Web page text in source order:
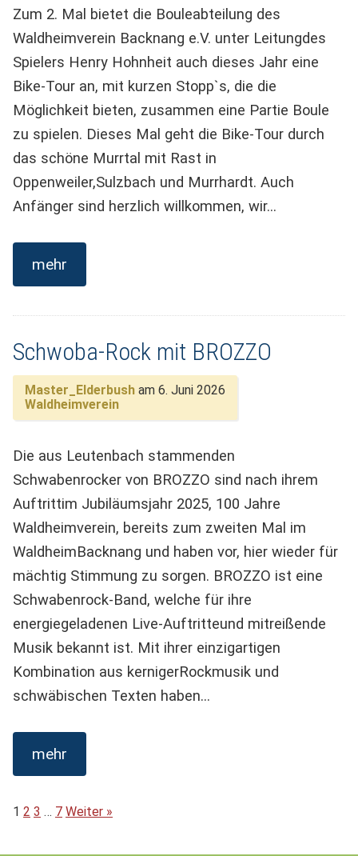
Zum 2. Mal bietet die Bouleabteilung des
Waldheimverein Backnang e.V. unter Leitungdes
Spielers Henry Hohnheit auch dieses Jahr eine
Bike-Tour an, mit kurzen Stopp`s, die die
Möglichkeit bieten, zusammen eine Partie Boule
zu spielen. Dieses Mal geht die Bike-Tour durch
das schöne Murrtal mit Rast in
Oppenweiler,Sulzbach und Murrhardt. Auch
Anfänger sind herzlich willkommen, wir…
mehr
Schwoba-Rock mit BROZZO
Master_Elderbush am 6. Juni 2026
Waldheimverein
Die aus Leutenbach stammenden
Schwabenrocker von BROZZO sind nach ihrem
Auftrittim Jubiläumsjahr 2025, 100 Jahre
Waldheimverein, bereits zum zweiten Mal im
WaldheimBacknang und haben vor, hier wieder für
mächtig Stimmung zu sorgen. BROZZO ist eine
Schwabenrock-Band, welche für ihre
energiegeladenen Live-Auftritteund mitreißende
Musik bekannt ist. Mit ihrer einzigartigen
Kombination aus kernigerRockmusik und
schwäbischen Texten haben…
mehr
1 2 3 … 7 Weiter »